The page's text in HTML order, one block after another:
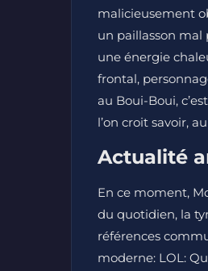
malicieusement
un paillasson mal
une énergie
frontal,
au Boui-Boui,
l’on croit savoir,
Actualité
En ce moment,
du quotidien, la
références
moderne: LOL: